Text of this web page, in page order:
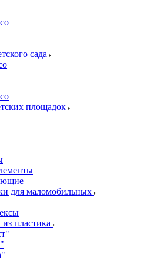
сада
площадок
для маломобильных
пластика